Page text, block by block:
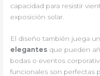
capacidad para resistir
exposición solar.
El diseño también juega
elegantes que pueden
bodas o eventos
funcionales son perfectas